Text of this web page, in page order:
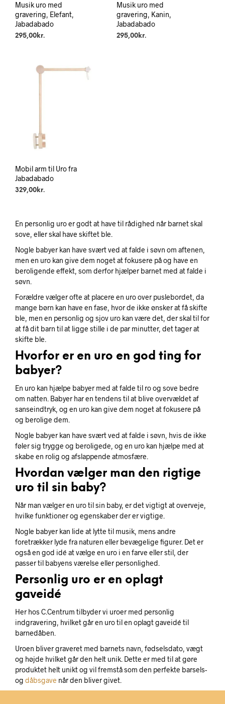
Musik uro med
gravering, Elefant,
Jabadabado
295,00 kr.
Musik uro med
gravering, Kanin,
Jabadabado
295,00kr.
Mobil arm til Uro fra
Jabadabado
329,00 kr.
En personlig uro er godt at have til rådighed når barnet skal
sove, eller skal have skiftet ble.
Nogle babyer kan have svært ved at falde i søvn om aftenen,
men en uro kan give dem noget at fokusere på og have en
beroligende effekt, som derfor hjælper barnet med at falde i
søvn.
Forældre vælger ofte at placere en uro over puslebordet, da
mange børn kan have en fase, hvor de ikke ønsker at få skifte
ble, men en personlig og sjov uro kan være det, der skal til for
at få dit barn til at ligge stille i de par minutter, det tager at
skifte ble.
Hvorfor er en uro en god ting for
babyer?
En uro kan hjælpe babyer med at falde til ro og sove bedre
om natten. Babyer har en tendens til at blive overvældet af
sanseindtryk, og en uro kan give dem noget at fokusere på
og berolige dem.
Nogle babyer kan have svært ved at falde i søvn, hvis de ikke
føler sig trygge og beroligede, og en uro kan hjælpe med at
skabe en rolig og afslappende atmosfære.
Hvordan vælger man den rigtige
uro til sin baby?
Når man vælger en uro til sin baby, er det vigtigt at overveje,
hvilke funktioner og egenskaber der er vigtige.
Nogle babyer kan lide at lytte til musik, mens andre
foretrækker lyde fra naturen eller bevægelige figurer. Det er
også en god idé at vælge en uro i en farve eller stil, der
passer til babyens værelse eller personlighed.
Personlig uro er en oplagt
gaveidé
Her hos C.Centrum tilbyder vi uroer med personlig
indgravering, hvilket går en uro til en oplagt gaveidé til
barnedåben.
Uroen bliver graveret med barnets navn, fødselsdato, vægt
og højde hvilket går den helt unik. Dette er med til at gøre
produktet helt unikt og vil fremstå som den perfekte barsels-
og dåbsgave når den bliver givet.